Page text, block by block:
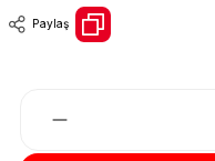
Paylaş